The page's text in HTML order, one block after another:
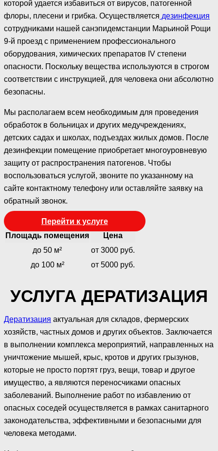
которой удается избавиться от вирусов, патогенной
флоры, плесени и грибка. Осуществляется дезинфекция
сотрудниками нашей санэпидемстанции Марьиной Рощи
9-й проезд с применением профессионального
оборудования, химических препаратов IV степени
опасности. Поскольку вещества используются в строгом
соответствии с инструкцией, для человека они абсолютно
безопасны.
Мы располагаем всем необходимым для проведения
обработок в больницах и других медучреждениях,
детских садах и школах, подъездах жилых домов. После
дезинфекции помещение приобретает многоуровневую
защиту от распространения патогенов. Чтобы
воспользоваться услугой, звоните по указанному на
сайте контактному телефону или оставляйте заявку на
обратный звонок.
Перейти к услуге
Площадь помещения
Цена
до 50 м²
от 3000 руб.
до 100 м²
от 5000 руб.
УСЛУГА ДЕРАТИЗАЦИЯ
Дератизация актуальная для складов, фермерских
хозяйств, частных домов и других объектов. Заключается
в выполнении комплекса мероприятий, направленных на
уничтожение мышей, крыс, кротов и других грызунов,
которые не просто портят груз, вещи, товар и другое
имущество, а являются переносчиками опасных
заболеваний. Выполнение работ по избавлению от
опасных соседей осуществляется в рамках санитарного
законодательства, эффективными и безопасными для
человека методами.